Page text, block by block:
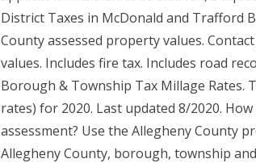
District Taxes in McDonald and Trafford
County assessed property values.
values. Includes fire tax. Includes road
Borough & Township Tax Millage Rates.
rates) for 2020. Last updated 8/2020.
assessment? Use the Allegheny County
Allegheny County, borough, township